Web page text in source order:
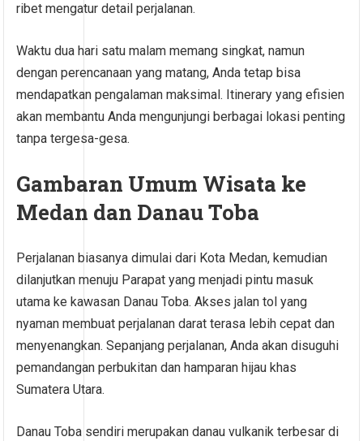
ribet mengatur detail perjalanan.
Waktu dua hari satu malam memang singkat, namun
dengan perencanaan yang matang, Anda tetap bisa
mendapatkan pengalaman maksimal. Itinerary yang efisien
akan membantu Anda mengunjungi berbagai lokasi penting
tanpa tergesa-gesa.
Gambaran Umum Wisata ke
Medan dan Danau Toba
Perjalanan biasanya dimulai dari Kota Medan, kemudian
dilanjutkan menuju Parapat yang menjadi pintu masuk
utama ke kawasan Danau Toba. Akses jalan tol yang
nyaman membuat perjalanan darat terasa lebih cepat dan
menyenangkan. Sepanjang perjalanan, Anda akan disuguhi
pemandangan perbukitan dan hamparan hijau khas
Sumatera Utara.
Danau Toba sendiri merupakan danau vulkanik terbesar di